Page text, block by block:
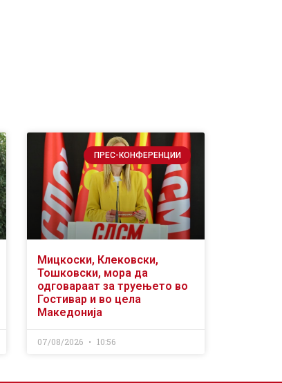
ПРЕС-КОНФЕРЕНЦИИ
Мицкоски, Клековски,
Тошковски, мора да
одговараат за труењето во
Гостивар и во цела
Македонија
07/08/2026 10:56